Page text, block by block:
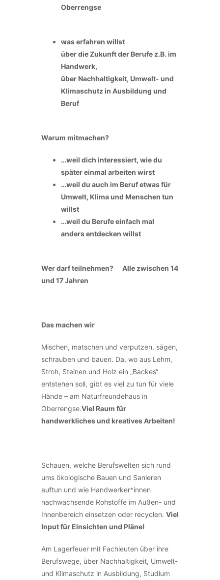
Oberrengse
was erfahren willst
über die Zukunft der Berufe z.B. im
Handwerk,
über Nachhaltigkeit, Umwelt- und
Klimaschutz in Ausbildung und
Beruf
Warum mitmachen?
…weil dich interessiert, wie du
später einmal arbeiten wirst
…weil du auch im Beruf etwas für
Umwelt, Klima und Menschen tun
willst
…weil du Berufe einfach mal
anders entdecken willst
Wer darf teilnehmen? Alle zwischen 14
und 17 Jahren
Das machen wir
Mischen, matschen und verputzen, sägen,
schrauben und bauen. Da, wo aus Lehm,
Stroh, Steinen und Holz ein „Backes“
entstehen soll, gibt es viel zu tun für viele
Hände – am Naturfreundehaus in
Oberrengse.Viel Raum für
handwerkliches und kreatives Arbeiten!
Schauen, welche Berufswelten sich rund
ums ökologische Bauen und Sanieren
auftun und wie Handwerker*innen
nachwachsende Rohstoffe im Außen- und
Innenbereich einsetzen oder recyclen. Viel
Input für Einsichten und Pläne!
Am Lagerfeuer mit Fachleuten über ihre
Berufswege, über Nachhaltigkeit, Umwelt-
und Klimaschutz in Ausbildung, Studium